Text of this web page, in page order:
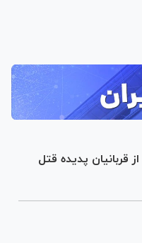
قربانیان پدیده قتل